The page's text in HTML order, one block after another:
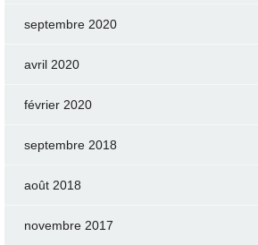
septembre 2020
avril 2020
février 2020
septembre 2018
août 2018
novembre 2017